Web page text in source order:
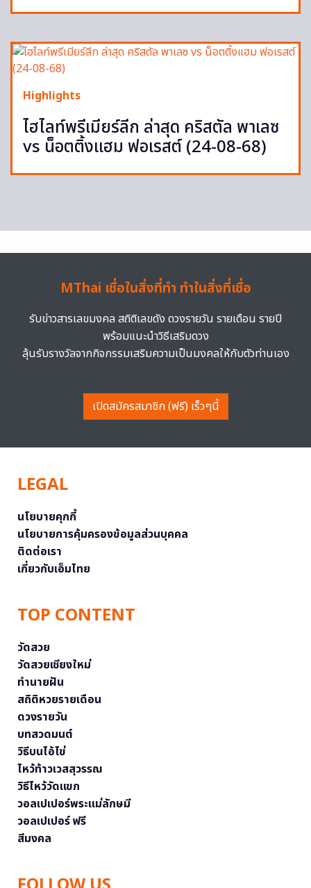
Highlights
ไฮไลท์พรีเมียร์ลีก ล่าสุด คริสตัล พาเลซ
vs น็อตติ้งแฮม ฟอเรสต์ (24-08-68)
MThai เชื่อในสิ่งที่ทำ ทำในสิ่งที่เชื่อ
รับข่าวสารเลขมงคล สถิติเลขดัง ดวงรายวัน รายเดือน รายปี
พร้อมแนะนำวิธีเสริมดวง
ลุ้นรับรางวัลจากกิจกรรมเสริมความเป็นมงคลให้กับตัวท่านเอง
เปิดสมัครสมาชิก (ฟรี) เร็วๆนี้
LEGAL
นโยบายคุกกี้
นโยบายการคุ้มครองข้อมูลส่วนบุคคล
ติดต่อเรา
เกี่ยวกับเอ็มไทย
TOP CONTENT
วัดสวย
วัดสวยเชียงใหม่
ทำนายฝัน
สถิติหวยรายเดือน
ดวงรายวัน
บทสวดมนต์
วิธีบนไอ้ไข่
ไหว้ท้าวเวสสุวรรณ
วิธีไหว้วัดแขก
วอลเปเปอร์พระแม่ลักษมี
วอลเปเปอร์ ฟรี
สีมงคล